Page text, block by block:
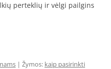
perteklių ir vėlgi pailgins
| Žymos: kaip pasirinkti